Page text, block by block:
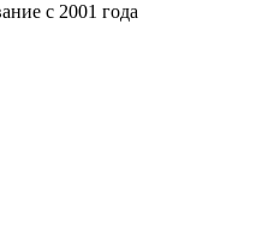
с 2001 года